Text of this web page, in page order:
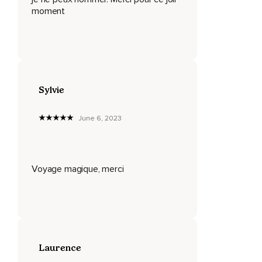
est ?
Écoutez ce soin sonore et laissez-le vous inspirer.
Violet,
Même s'il est en nous et tout autour de nous.
moment
Sylvie
June 6, 2023
Voyage magique, merci
Laurence